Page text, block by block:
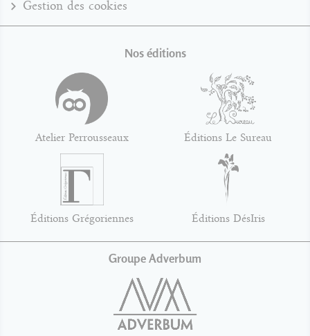
Gestion des cookies
Nos éditions
Atelier Perrousseaux Éditions Le Sureau
Éditions Grégoriennes Éditions DésIris
Groupe Adverbum